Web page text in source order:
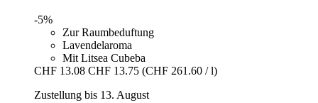
-5%
Zur Raumbeduftung
Lavendelaroma
Mit Litsea Cubeba
CHF 13.08 CHF 13.75 (CHF 261.60 / l)
Zustellung bis 13. August